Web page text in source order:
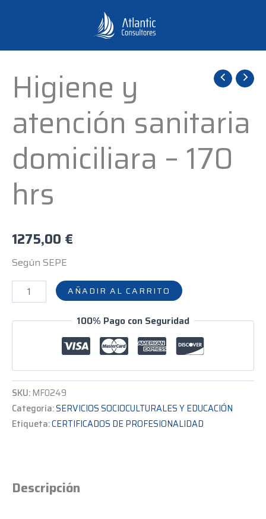
Higiene y
atención sanitaria
domiciliara – 170
hrs
1275,00 €
Según SEPE
Higiene
y
atención
sanitaria
domiciliara
-
170
hrs
AÑADIR AL CARRITO
100% Pago con Seguridad
SKU: MF0249
Categoría:SERVICIOS SOCIOCULTURALES Y EDUCACIÓN
Etiqueta:CERTIFICADOS DE PROFESIONALIDAD
Descripción